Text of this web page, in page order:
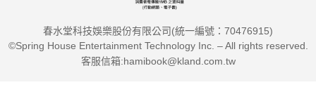
春水堂科技娛樂股份有限公司(統一編號：70476915)
©Spring House Entertainment Technology Inc. – All rights reserved.
客服信箱:hamibook@kland.com.tw